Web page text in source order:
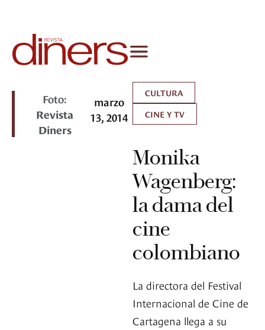
Foto:
Revista
Diners
marzo
13, 2014
CULTURA
CINE Y TV
Monika
Wagenberg:
la dama del
cine
colombiano
La directora del Festival
Internacional de Cine de
Cartagena llega a su